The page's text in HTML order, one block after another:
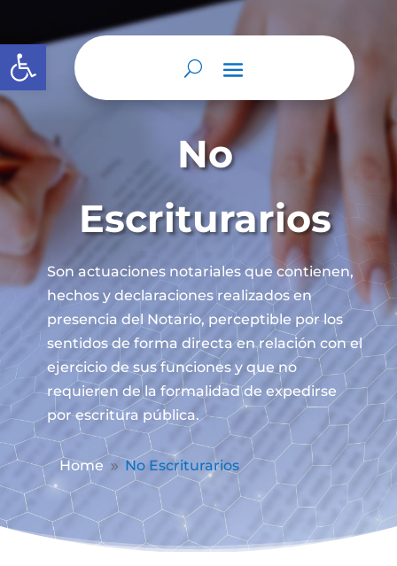
Abrir barra de herramientas
No
Escriturarios
Son actuaciones notariales que contienen,
hechos y declaraciones realizados en
presencia del Notario, perceptible por los
sentidos de forma directa en relación con el
ejercicio de sus funciones y que no
requieren de la formalidad de expedirse
por escritura pública.
Home 9 No Escriturarios